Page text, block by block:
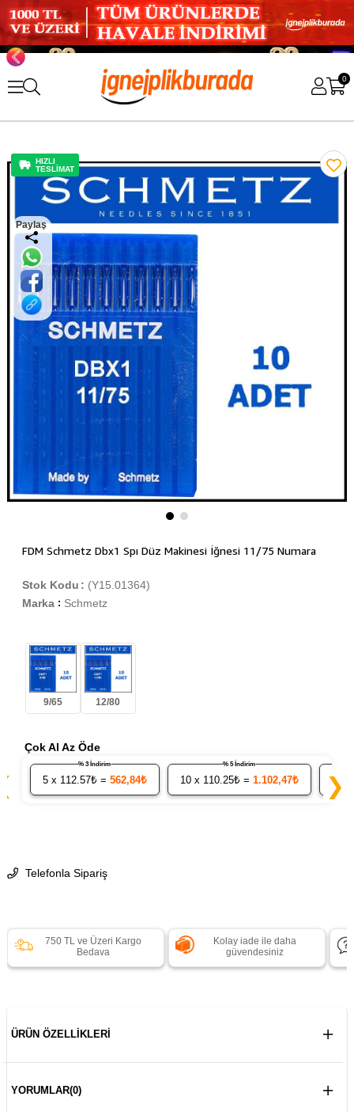
0
HIZLI
TESLİMAT
Paylaş
FDM Schmetz Dbx1 Spı Düz Makinesi İğnesi 11/75 Numara
(Y15.01364)
Stok Kodu
Marka : Schmetz
9/65 12/80
Çok Al Az Öde
5x 112.57₺ = 562,84₺
% 3 İndirim
10x 110.25₺ = 1.102,47₺
% 5 İndirim
20
❯
Telefonla Sipariş
750 TL ve Üzeri Kargo
Bedava
Kolay iade ile daha
güvendesiniz
ÜRÜN ÖZELLIKLERI
YORUMLAR(0)